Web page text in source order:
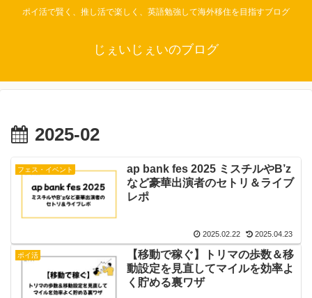
ポイ活で賢く、推し活で楽しく、英語勉強して海外移住を目指すブログ
じぇいじぇいのブログ
2025-02
フェス・イベント
ap bank fes 2025 ミスチルやB’z
など豪華出演者のセトリ＆ライブ
レポ
2025.02.22 2025.04.23
ポイ活
【移動で稼ぐ】トリマの歩数＆移
動設定を見直してマイルを効率よ
く貯める裏ワザ